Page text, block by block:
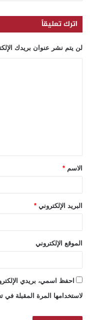
اترك تعليقاً
لن يتم نشر عنوان بريدك
الاسم *
البريد الإلكتروني *
الموقع الإلكتروني
احفظ اسمي، بريدي
لاستخدامها المرة المقبلة في